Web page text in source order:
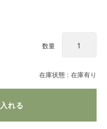
在庫状態 : 在庫有り
数量